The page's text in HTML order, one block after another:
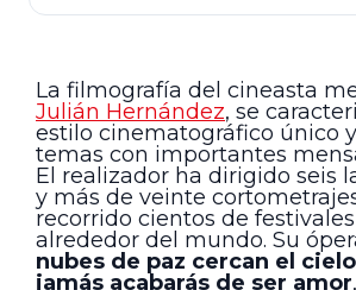
La filmografía del cineasta
Julián Hernández, se
estilo cinematográfico único
temas con importantes
El realizador ha dirigido seis
y más de veinte
recorrido cientos de
alrededor del mundo. Su
nubes de paz cercan el
jamás acabarás de ser amor